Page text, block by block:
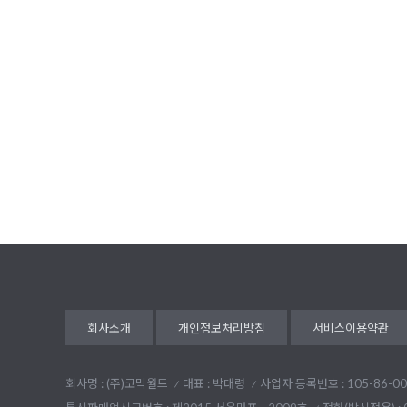
회사소개 개인정보처리방침 서비스이용약관
회사명 : (주)코믹월드 대표 : 박대령
사업자 등록번호 : 105-86-